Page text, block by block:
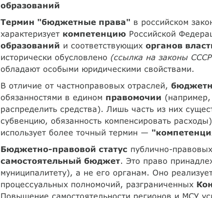
образований
Термин "бюджетные права" в российском
характеризует компетенциюРоссийской
образований и соответствующих органов
исторически обусловлено (ссылка на законы
обладают особыми юридическими свойствами.
В отличие от частноправовых отраслей,
обязанностями в едином правомочии (например,
распределить средства). Лишь часть из них
субвенцию, обязанность компенсировать
использует более точный термин —
Бюджетно-правовой статус публично-
самостоятельный бюджет. Это право
муниципалитету), а не его органам. Оно
процессуальных полномочий, разграниченных
Повышение самостоятельности регионов и МСУ